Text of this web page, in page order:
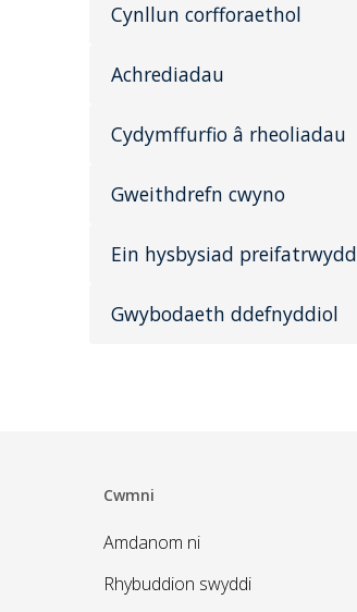
Cynllun corfforaethol
Achrediadau
Cydymffurfio â rheoliadau
Gweithdrefn cwyno
Ein hysbysiad preifatrwydd
Gwybodaeth ddefnyddiol
Cwmni
Amdanom ni
Rhybuddion swyddi